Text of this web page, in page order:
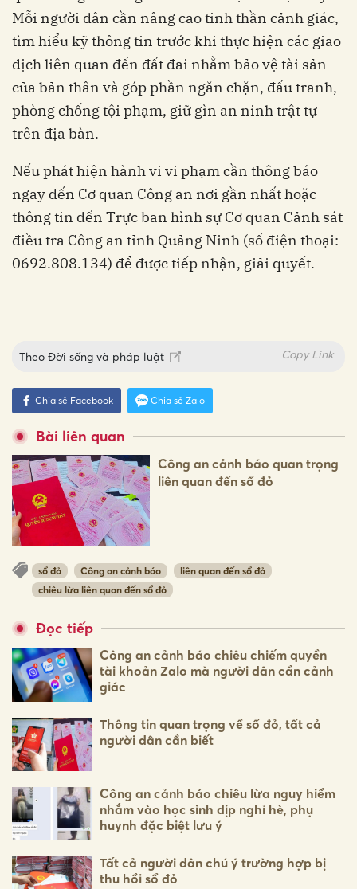
Mỗi người dân cần nâng cao tinh thần cảnh giác,
tìm hiểu kỹ thông tin trước khi thực hiện các giao
dịch liên quan đến đất đai nhằm bảo vệ tài sản
của bản thân và góp phần ngăn chặn, đấu tranh,
phòng chống tội phạm, giữ gìn an ninh trật tự
trên địa bàn.
Nếu phát hiện hành vi vi phạm cần thông báo
ngay đến Cơ quan Công an nơi gần nhất hoặc
thông tin đến Trực ban hình sự Cơ quan Cảnh sát
điều tra Công an tỉnh Quảng Ninh (số điện thoại:
0692.808.134) để được tiếp nhận, giải quyết.
Theo Đời sống và pháp luật Copy Link
Chia sẻ Facebook Chia sẻ Zalo
Bài liên quan
Công an cảnh báo quan trọng
liên quan đến sổ đỏ
sổ đỏ Công an cảnh báo
liên quan đến sổ đỏ
chiêu lừa liên quan đến sổ đỏ
Đọc tiếp
Công an cảnh báo chiêu chiếm quyền
tài khoản Zalo mà người dân cần cảnh
giác
Thông tin quan trọng về sổ đỏ, tất cả
người dân cần biết
Công an cảnh báo chiêu lừa nguy hiểm
nhắm vào học sinh dịp nghỉ hè, phụ
huynh đặc biệt lưu ý
Tất cả người dân chú ý trường hợp bị
thu hồi sổ đỏ